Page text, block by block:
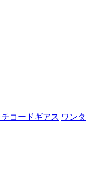
コードギアス ワンタ